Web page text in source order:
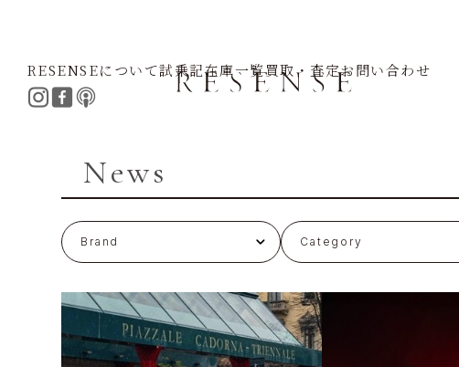
RESENSEについて試乗記在庫一覧買取・査定お問い合わせ
Home News
News